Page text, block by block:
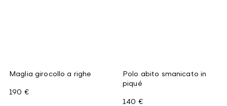
Maglia girocollo a righe
190 €
Polo abito smanicato in
piqué
140 €